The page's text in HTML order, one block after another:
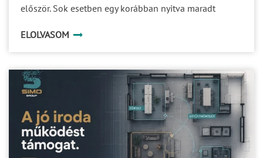
először. Sok esetben egy korábban nyitva maradt
a tervezés során még kisebb részletnek tűnik, az a
projektbiztonság ezért nem egyetlen ellenőrzési pont
eredménye. Több, egymással összefüggő döntési
területet kell időben tisztázni. 1. A specifikáció Egy
rendszer megnevezése önmagában még nem
határozza meg pontosan, milyen megoldásra van
szükség. A specifikációnak választ kell adnia többek
ELOLVASOM